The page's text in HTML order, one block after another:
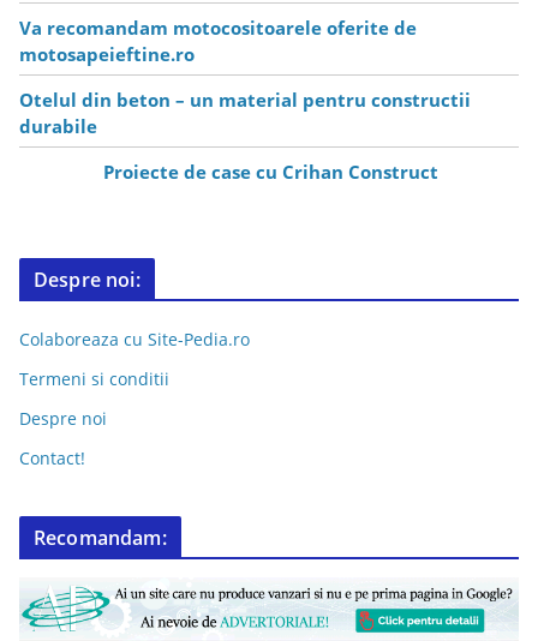
Va recomandam motocositoarele oferite de
motosapeieftine.ro
Otelul din beton – un material pentru constructii
durabile
Proiecte de case cu Crihan Construct
Despre noi:
Colaboreaza cu Site-Pedia.ro
Termeni si conditii
Despre noi
Contact!
Recomandam: